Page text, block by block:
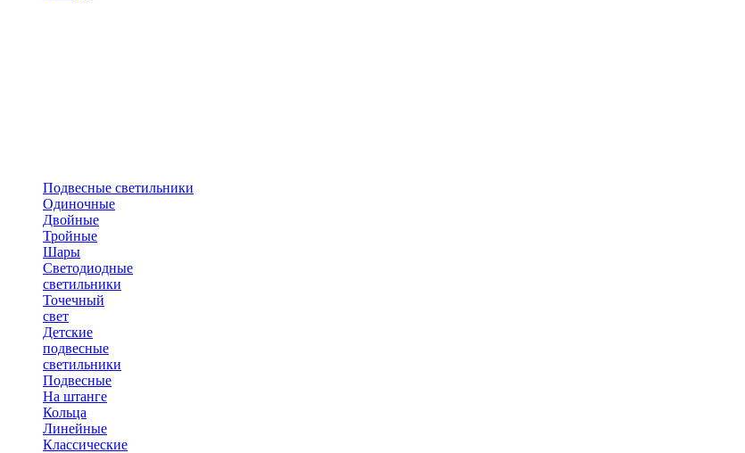
Подвесные светильники
Одиночные
Двойные
Тройные
Шары
Светодиодные
светильники
Точечный
свет
Детские
подвесные
светильники
Подвесные
На штанге
Кольца
Линейные
Классические